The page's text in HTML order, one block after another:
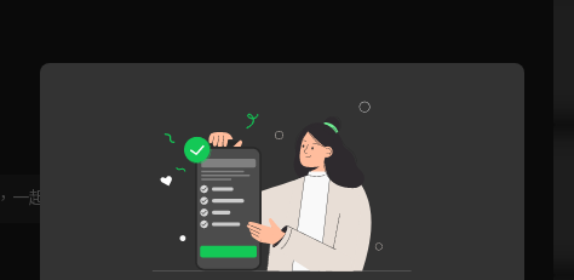
，一起共創新版留言功能！